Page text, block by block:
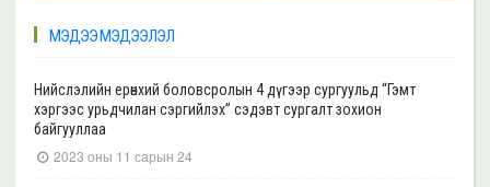
МЭДЭЭ МЭДЭЭЛЭЛ
Нийслэлийн ерөнхий боловсролын 4 дүгээр сургуульд “Гэмт
хэргээс урьдчилан сэргийлэх” сэдэвт сургалт зохион
байгууллаа
2023 оны 11 сарын 24